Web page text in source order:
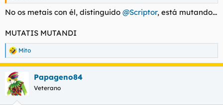
No os metais con él, distinguido @Scriptor, está mutando...
MUTATIS MUTANDI
R
e
c
c
i
Mito
Papageno84
Veterano